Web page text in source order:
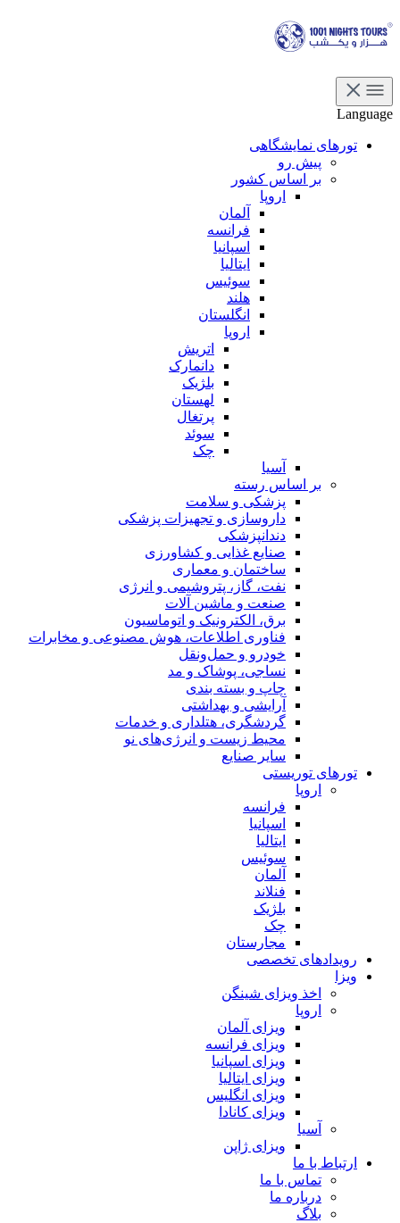
Language
تورهای نمایشگاهی
پیش رو
بر اساس کشور
اروپا
آلمان
فرانسه
اسپانیا
ایتالیا
سوئیس
هلند
انگلستان
اروپا
اتریش
دانمارک
بلژیک
لهستان
پرتغال
سوئد
چک
آسیا
بر اساس رسته
پزشکی و سلامت
داروسازی و تجهیزات پزشکی
دندانپزشکی
صنایع غذایی و کشاورزی
ساختمان و معماری
نفت، گاز، پتروشیمی و انرژی
صنعت و ماشین آلات
برق، الکترونیک و اتوماسیون
فناوری اطلاعات، هوش مصنوعی و مخابرات
خودرو و حمل‌و‌نقل
نساجی، پوشاک و مد
چاپ و بسته بندی
آرایشی و بهداشتی
گردشگری، هتلداری و خدمات
محیط زیست و انرژی‌های نو
سایر صنایع
تورهای توریستی
اروپا
فرانسه
اسپانیا
ایتالیا
سوئیس
آلمان
فنلاند
بلژیک
چک
مجارستان
رویدادهای تخصصی
ویزا
اخذ ویزای شینگن
اروپا
ویزای آلمان
ویزای فرانسه
ویزای اسپانیا
ویزای ایتالیا
ویزای انگلیس
ویزای کانادا
آسیا
ویزای ژاپن
ارتباط با ما
تماس با ما
درباره ما
بلاگ